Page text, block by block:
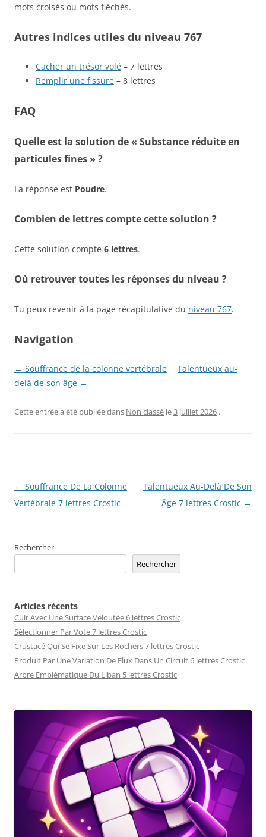
mots croisés ou mots fléchés.
Autres indices utiles du niveau 767
Cacher un trésor volé – 7 lettres
Remplir une fissure – 8 lettres
FAQ
Quelle est la solution de « Substance réduite en
particules fines » ?
La réponse est Poudre.
Combien de lettres compte cette solution ?
Cette solution compte 6 lettres.
Où retrouver toutes les réponses du niveau ?
Tu peux revenir à la page récapitulative du niveau 767.
Navigation
← Souffrance de la colonne vertébrale
Talentueux au-
delà de son âge →
Cette entrée a été publiée dans Non classé le3 juillet 2026 .
Navigation
des
← Souffrance De La Colonne
Vertébrale 7 lettres Crostic
Talentueux Au-Delà De Son
Âge 7 lettres Crostic →
Rechercher
Rechercher
Articles récents
Cuir Avec Une Surface Veloutée 6 lettres Crostic
Sélectionner Par Vote 7 lettres Crostic
Crustacé Qui Se Fixe Sur Les Rochers 7 lettres Crostic
Produit Par Une Variation De Flux Dans Un Circuit 6 lettres Crostic
Arbre Emblématique Du Liban 5 lettres Crostic